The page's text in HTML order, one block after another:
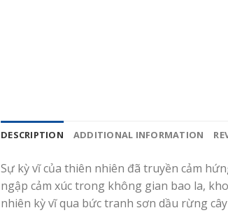
DESCRIPTION ADDITIONAL INFORMATION
Sự kỳ vĩ của thiên nhiên đã truyền cảm
ngập cảm xúc trong không gian bao la,
nhiên kỳ vĩ qua bức tranh sơn dầu rừng